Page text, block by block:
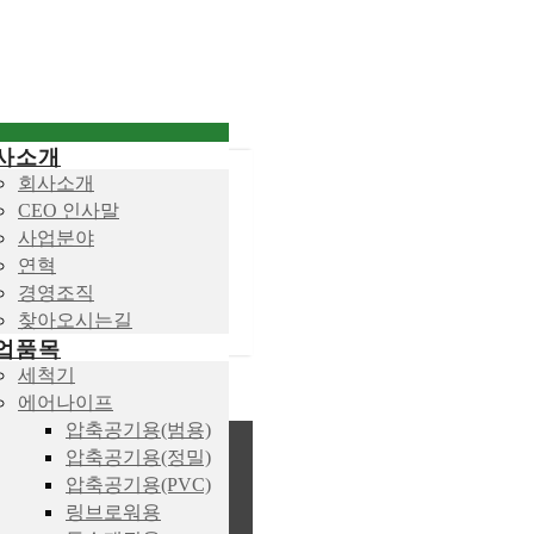
소개
회사소개
CEO 인사말
사업분야
연혁
경영조직
찾아오시는길
품목
세척기
에어나이프
압축공기용(범용)
압축공기용(정밀)
압축공기용(PVC)
링브로워용